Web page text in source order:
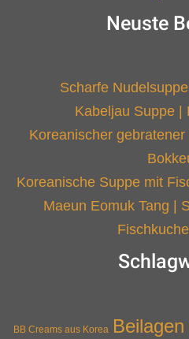
Neuste
Scharfe
Kabeljau Suppe |
Koreanischer
Koreanische Suppe mit
Maeun Eomuk Tang |
BB Creams aus Korea Beilagen